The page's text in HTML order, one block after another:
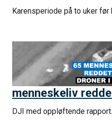
Karensperiode på to uker før
menneskeliv
DJI med oppløftende rapport.